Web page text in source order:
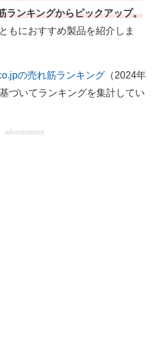
ィ
ト
ト
ランキングからピックアップ。
もにおすすめ製品を紹介しま
の売れ筋ランキング （2024年
づいてランキングを集計してい
advertisement